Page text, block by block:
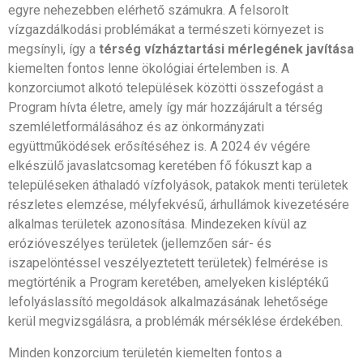
egyre nehezebben elérhető számukra. A felsorolt
vízgazdálkodási problémákat a természeti környezet is
megsínyli, így a térség vízháztartási mérlegének javítása
kiemelten fontos lenne ökológiai értelemben is. A
konzorciumot alkotó települések közötti összefogást a
Program hívta életre, amely így már hozzájárult a térség
szemléletformálásához és az önkormányzati
együttműködések erősítéséhez is. A 2024 év végére
elkészülő javaslatcsomag keretében fő fókuszt kap a
településeken áthaladó vízfolyások, patakok menti területek
részletes elemzése, mélyfekvésű, árhullámok kivezetésére
alkalmas területek azonosítása. Mindezeken kívül az
erózióveszélyes területek (jellemzően sár- és
iszapelöntéssel veszélyeztetett területek) felmérése is
megtörténik a Program keretében, amelyeken kisléptékű
lefolyáslassító megoldások alkalmazásának lehetősége
kerül megvizsgálásra, a problémák mérséklése érdekében.
Minden konzorcium területén kiemelten fontos a